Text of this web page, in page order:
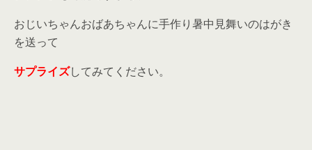
おじいちゃんおばあちゃんに手作り暑中見舞いのはがき
を送って
サプライズしてみてください。